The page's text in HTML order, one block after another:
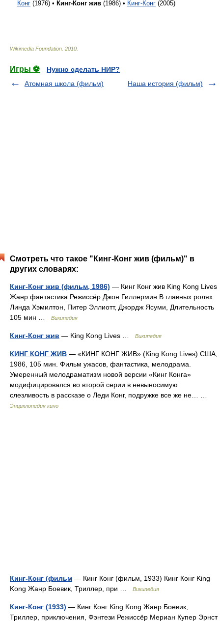
Конг (1976) • Кинг-Конг жив (1986) • Кинг-Конг (2005)
Wikimedia Foundation 2010
Игры ⚽
Нужно сделать НИР?
Атомная школа (фильм)
Наша история (фильм)
Смотреть что такое "Кинг-Конг жив (фильм)" в
других словарях:
Кинг-Конг жив (фильм, 1986) — Кинг Конг жив King Kong Lives
Жанр фантастика Режиссёр Джон Гиллермин В главных ролях
Линда Хэмилтон, Питер Эллиотт, Джордж Ясуми, Длительность
105 мин …
Википедия
Кинг-Конг жив — King Kong Lives … Википедия
КИНГ КОНГ ЖИВ — «КИНГ КОНГ ЖИВ» (King Kong Lives) США,
1986, 105 мин. Фильм ужасов, фантастика, мелодрама.
Умеренный мелодраматизм новой версии «Кинг Конга»
модифицировался во второй серии в невыносимую
слезливость в рассказе о Леди Конг, подружке все же не… …
Энциклопедия кино
Кинг-Конг (фильм — Кинг Конг (фильм, 1933) Кинг Конг King
Kong Жанр Боевик, Триллер, при …
Википедия
Кинг-Конг (1933) — Кинг Конг King Kong Жанр Боевик,
Триллер, приключения, Фэнтези Режиссёр Мериан Купер Эрнст